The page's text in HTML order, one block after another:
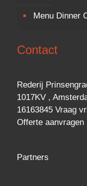
Menu Dinner
Contact
Rederij
1017KV ,
16163845 Vraag
Offerte aanvragen
Partners